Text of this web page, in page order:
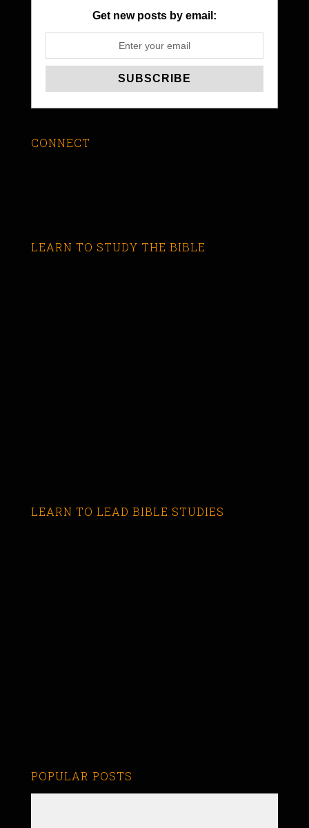
Get new posts by email:
CONNECT
LEARN TO STUDY THE BIBLE
LEARN TO LEAD BIBLE STUDIES
POPULAR POSTS